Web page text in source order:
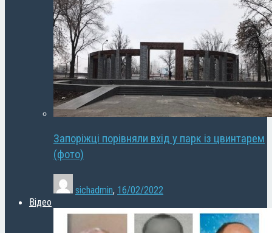
Запоріжці порівняли вхід у парк із цвинтарем
(фото)
sichadmin, 16/02/2022
Відео